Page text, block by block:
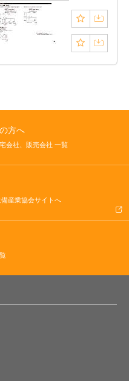
方へ
会社、販売会社 一覧
産業協会サイトへ